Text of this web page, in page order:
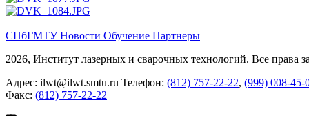
СПбГМТУНовости Обучение Партнеры
2026, Институт лазерных и сварочных технологий. Все права
Адрес: ilwt@ilwt.smtu.ru Телефон: (812) 757-22-22, (999) 008-45-
Факс: (812) 757-22-22